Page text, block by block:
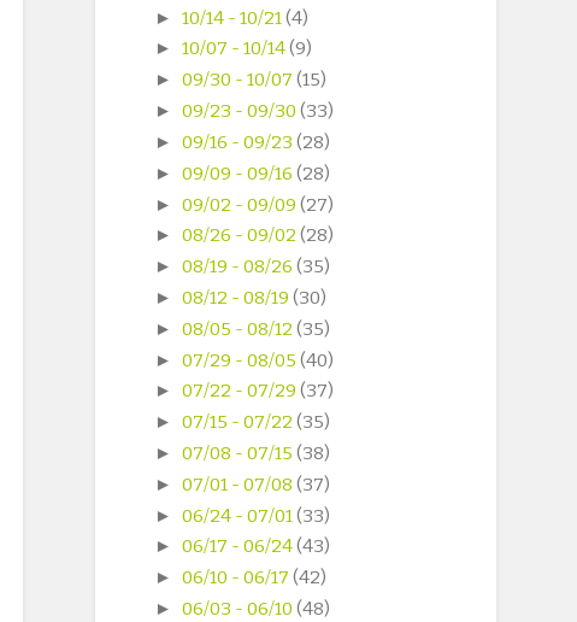
► 10/14 - 10/21(4)
► 10/07 - 10/14(9)
► 09/30 - 10/07 (15)
► 09/23 - 09/30 (33)
► 09/16 - 09/23 (28)
► 09/09 - 09/16 (28)
► 09/02 - 09/09 (27)
► 08/26 - 09/02 (28)
► 08/19 - 08/26 (35)
► 08/12 - 08/19 (30)
► 08/05 - 08/12 (35)
► 07/29 - 08/05 (40)
► 07/22 - 07/29 (37)
► 07/15 - 07/22 (35)
► 07/08 - 07/15 (38)
► 07/01 - 07/08 (37)
► 06/24 - 07/01(33)
► 06/17 - 06/24(43)
► 06/10 - 06/17 (42)
► 06/03 - 06/10 (48)